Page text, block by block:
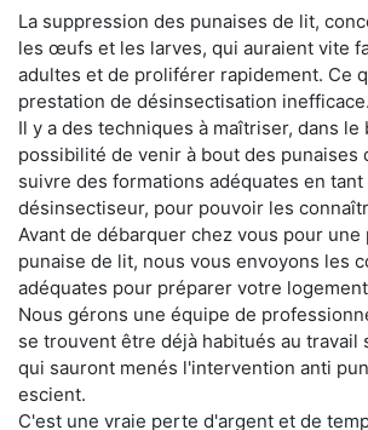
La suppression des punaises de lit,
les œufs et les larves, qui auraient vite
adultes et de proliférer rapidement. Ce
prestation de désinsectisation inefficace.
Il y a des techniques à maîtriser, dans le
possibilité de venir à bout des punaises
suivre des formations adéquates en tant
désinsectiseur, pour pouvoir les
Avant de débarquer chez vous pour une
punaise de lit, nous vous envoyons les
adéquates pour préparer votre
Nous gérons une équipe de
se trouvent être déjà habitués au travail
qui sauront menés l'intervention anti
escient.
C'est une vraie perte d'argent et de